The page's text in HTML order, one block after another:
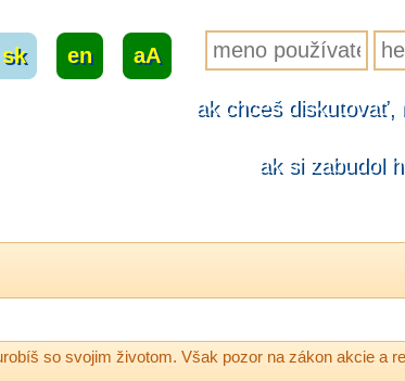
sk en aA
ak chceš diskutovať,
ak si zabudol
so svojim životom. Však pozor na zákon akcie a